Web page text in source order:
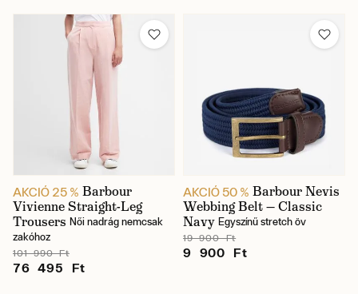
AKCIÓ 25 % Barbour
Vivienne Straight-Leg
Trousers Női nadrág nemcsak
zakóhoz
101 990 Ft
76 495 Ft
AKCIÓ 50 % Barbour Nevis
Webbing Belt — Classic
Navy Egyszínű stretch öv
19 900 Ft
9 900 Ft